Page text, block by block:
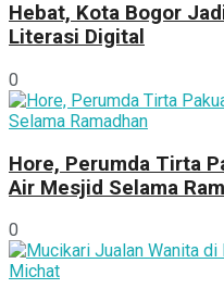
Hebat, Kota Bogor
Literasi Digital
0
Hore, Perumda Tirta
Air Mesjid Selama
0